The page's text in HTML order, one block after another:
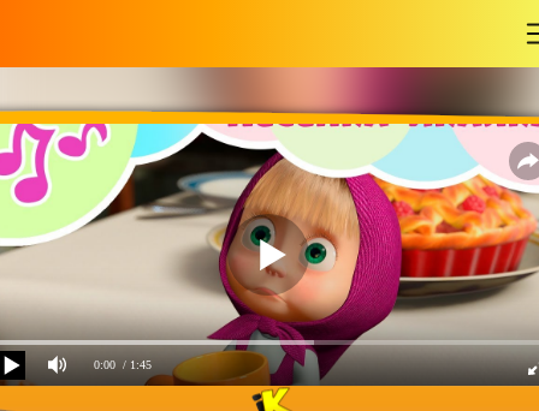
0:00 / 1:45